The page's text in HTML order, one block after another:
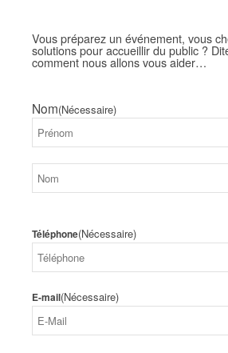
Vous préparez un événement, vous
solutions pour accueillir du public ?
comment nous allons vous aider…
Nom(Nécessaire)
Téléphone(Nécessaire)
E-mail(Nécessaire)